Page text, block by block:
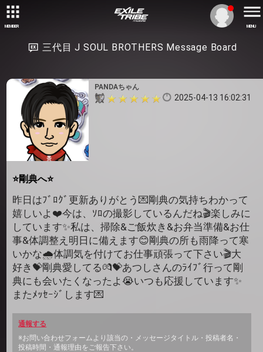
MEMBER MENU
三代目 J SOUL BROTHERS Message Board
PANDAちゃん
2025-04-13 16:02:31
⭐剛典へ⭐
昨日はﾌﾞﾛｸﾞ更新ありがとう💌剛典の気持ちわかって
嬉しいよ❤️今は、ｿﾛの撮影しているんだね🎬楽しみに
しています✨私は、掃除&ご飯炊き&お弁当準備&お仕
事&体調整え明日に備えます😊剛典の所も雨降って寒
いかな🌧️体調気を付けてお仕事頑張って下さい🎬大
好き💝剛典愛してる💏💝あつしさんのﾗｲﾌﾞ行って剛
典にも会いたくなったよ😭いつも応援しています✨
またﾒｯｾｰｼﾞします💌
通報する
※お問い合わせフォームより該当の・メッセージタイトル・投稿者名・
投稿時間・通報理由をご報告下さい。